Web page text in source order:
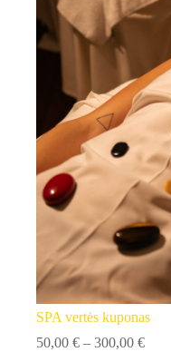
SPA vertės kuponas
50,00 € – 300,00 €Price